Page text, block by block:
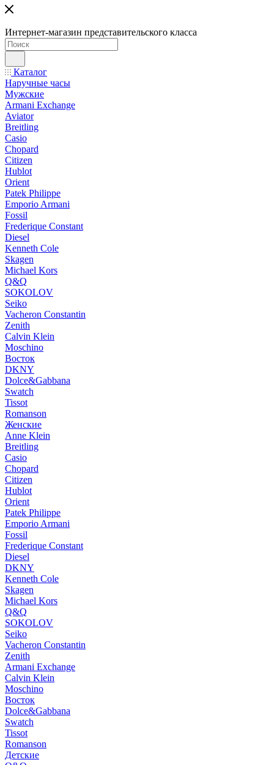
Интернет-магазин представительского класса
Каталог
Наручные часы
Мужские
Armani Exchange
Aviator
Breitling
Casio
Chopard
Citizen
Hublot
Orient
Patek Philippe
Emporio Armani
Fossil
Frederique Constant
Diesel
Kenneth Cole
Skagen
Michael Kors
Q&Q
SOKOLOV
Seiko
Vacheron Constantin
Zenith
Calvin Klein
Moschino
Восток
DKNY
Dolce&Gabbana
Swatch
Tissot
Romanson
Женские
Anne Klein
Breitling
Casio
Chopard
Citizen
Hublot
Orient
Patek Philippe
Emporio Armani
Fossil
Frederique Constant
Diesel
DKNY
Kenneth Cole
Skagen
Michael Kors
Q&Q
SOKOLOV
Seiko
Vacheron Constantin
Zenith
Armani Exchange
Calvin Klein
Moschino
Восток
Dolce&Gabbana
Swatch
Tissot
Romanson
Детские